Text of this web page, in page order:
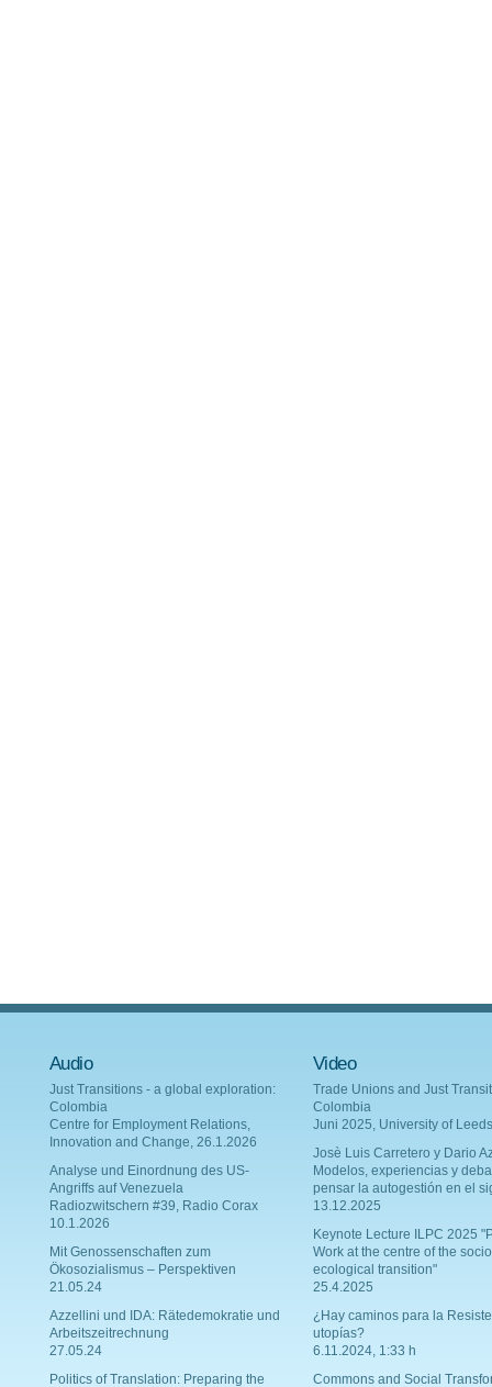
Audio
Just Transitions - a global exploration:
Colombia
Centre for Employment Relations,
Innovation and Change, 26.1.2026
Analyse und Einordnung des US-
Angriffs auf Venezuela
Radiozwitschern #39, Radio Corax
10.1.2026
Mit Genossenschaften zum
Ökosozialismus – Perspektiven
21.05.24
Azzellini und IDA: Rätedemokratie und
Arbeitszeitrechnung
27.05.24
Politics of Translation: Preparing the
Video
Trade Unions and Just
Colombia
Juni 2025, University of Leeds
Josè Luis Carretero y Dario
Modelos, experiencias y
pensar la autogestión en el
13.12.2025
Keynote Lecture ILPC 2025
Work at the centre of the
ecological transition"
25.4.2025
¿Hay caminos para la
utopías?
6.11.2024, 1:33 h
Commons and Social